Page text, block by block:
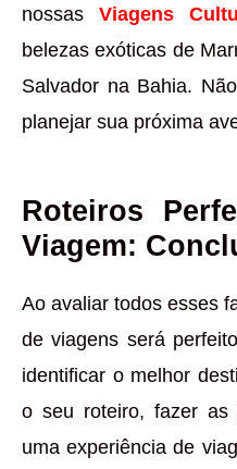
nossas Viagens
belezas exóticas de
Salvador na Bahia.
planejar sua próxima
Roteiros
Viagem:
Ao avaliar todos esses
de viagens será
identificar o melhor
o seu roteiro, fazer
uma experiência de